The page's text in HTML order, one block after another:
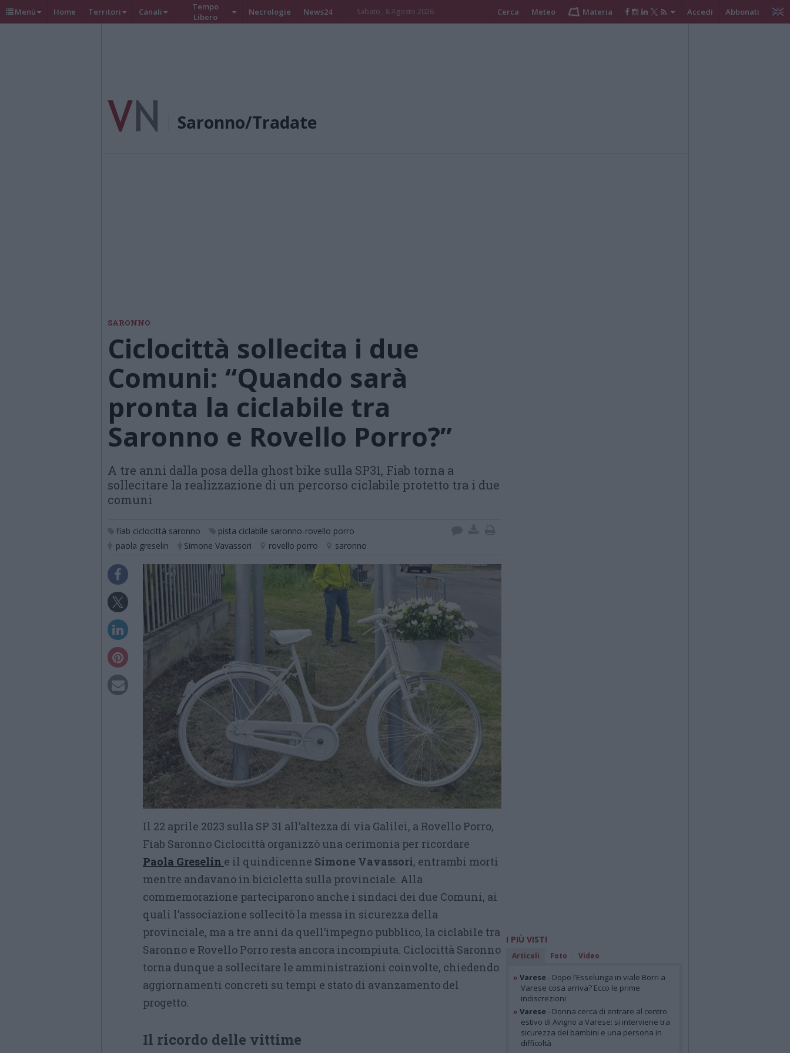
Menù Home Territori Canali
Tempo
Libero
Necrologie News24 Sabato , 8 Agosto 2026 Cerca Meteo Materia Accedi Abbonati
Saronno/Tradate
SARONNO
Ciclocittà sollecita i due
Comuni: “Quando sarà
pronta la ciclabile tra
Saronno e Rovello Porro?”
A tre anni dalla posa della ghost bike sulla SP31, Fiab torna a
sollecitare la realizzazione di un percorso ciclabile protetto tra i due
comuni
fiab ciclocittà saronno
pista ciclabile saronno-rovello porro
paola greselin
Simone Vavassori rovello porro saronno
Il 22 aprile 2023 sulla SP 31 all’altezza di via Galilei, a Rovello Porro,
Fiab Saronno Ciclocittà organizzò una cerimonia per ricordare
Paola Greselin e il quindicenne Simone Vavassori, entrambi morti
mentre andavano in bicicletta sulla provinciale. Alla
commemorazione parteciparono anche i sindaci dei due Comuni, ai
quali l’associazione sollecitò la messa in sicurezza della
provinciale, ma a tre anni da quell’impegno pubblico, la ciclabile tra
Saronno e Rovello Porro resta ancora incompiuta. Ciclocittà Saronno
torna dunque a sollecitare le amministrazioni coinvolte, chiedendo
aggiornamenti concreti su tempi e stato di avanzamento del
progetto.
Il ricordo delle vittime
I PIÙ VISTI
Articoli Foto Video
» Varese- Dopo l’Esselunga in viale Borri a
Varese cosa arriva? Ecco le prime
indiscrezioni
» Varese- Donna cerca di entrare al centro
estivo di Avigno a Varese: si interviene tra
sicurezza dei bambini e una persona in
difficoltà